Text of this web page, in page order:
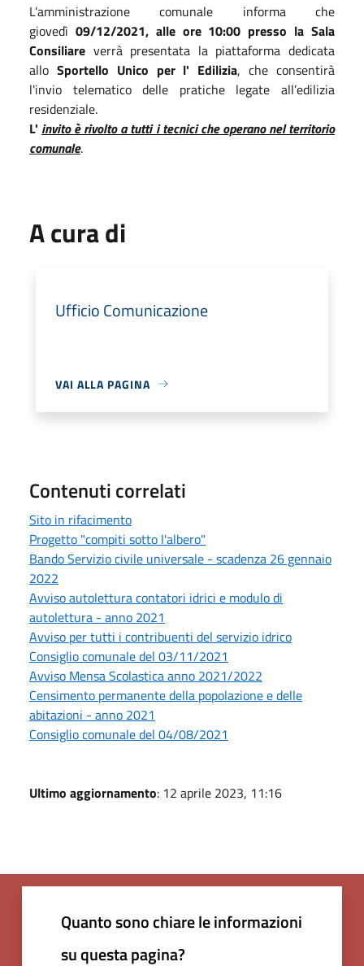
L’amministrazione comunale informa che
giovedì 09/12/2021, alle ore 10:00 presso la Sala
Consiliare verrà presentata la piattaforma dedicata
allo Sportello Unico per l' Edilizia, che consentirà
l'invio telematico delle pratiche legate all’edilizia
residenziale.
L' invito è rivolto a tutti i tecnici che operano nel territorio
comunale.
A cura di
Ufficio Comunicazione
VAI ALLA PAGINA
Contenuti correlati
Sito in rifacimento
Progetto "compiti sotto l'albero"
Bando Servizio civile universale - scadenza 26 gennaio
2022
Avviso autolettura contatori idrici e modulo di
autolettura - anno 2021
Avviso per tutti i contribuenti del servizio idrico
Consiglio comunale del 03/11/2021
Avviso Mensa Scolastica anno 2021/2022
Censimento permanente della popolazione e delle
abitazioni - anno 2021
Consiglio comunale del 04/08/2021
Ultimo aggiornamento: 12 aprile 2023, 11:16
Quanto sono chiare le informazioni
su questa pagina?